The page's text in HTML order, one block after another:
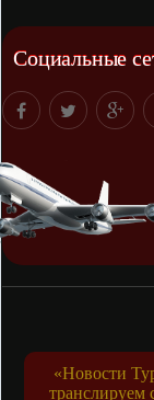
Социальные
«Новости
транслируем